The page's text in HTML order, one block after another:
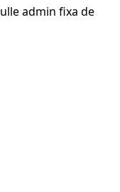
admin fixa de